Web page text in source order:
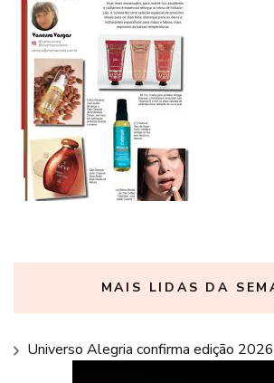
MAIS LIDAS DA
Universo Alegria confirma edição